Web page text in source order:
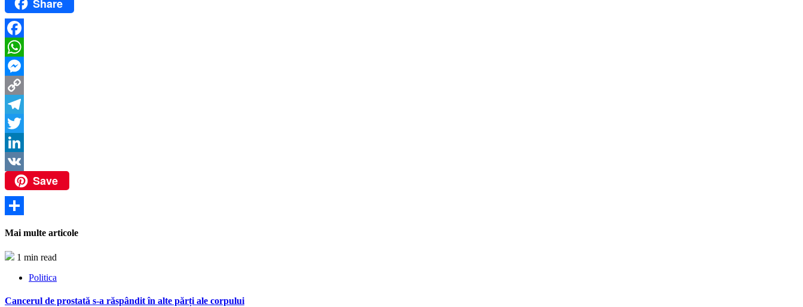
Share
Facebook
WhatsApp
Messenger
Copy
Link
Telegram
Twitter
LinkedIn
VK
Save
Mai multe articole
1 min read
Politica
Cancerul de prostată s-a răspândit în alte părți ale corpului